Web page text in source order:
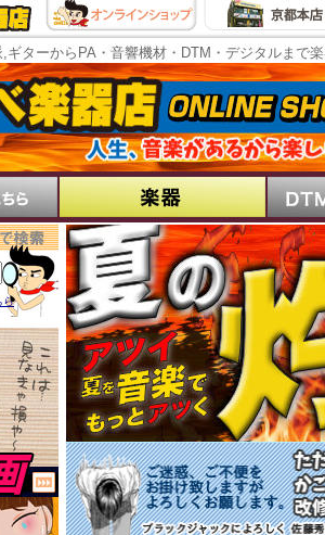
ギターからPA・音響機材・DTM・デジタルまで
ら